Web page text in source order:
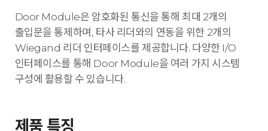
Door Module은 암호화된 통신을 통해 최대 2개의
출입문을 통제하며, 타사 리더와의 연동을 위한 2개의
Wiegand 리더 인터페이스를 제공합니다. 다양한 I/O
인터페이스를 통해 Door Module을 여러 가지 시스템
구성에 활용할 수 있습니다.
제품 특징